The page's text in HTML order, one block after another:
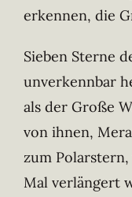
erkennen, die
Sieben Sterne
unverkennbar
als der Große
von ihnen,
zum
Mal verlängert